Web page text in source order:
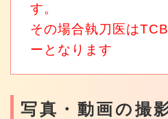
す。
その場合執刀医は
ーとなります
写真・動画の撮